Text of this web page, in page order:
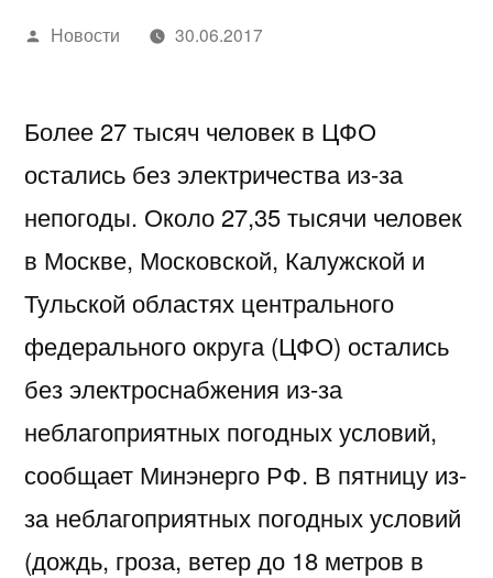
Написано
Новости 30.06.2017
Более 27 тысяч человек в ЦФО
остались без электричества из-за
непогоды. Около 27,35 тысячи человек
в Москве, Московской, Калужской и
Тульской областях центрального
федерального округа (ЦФО) остались
без электроснабжения из-за
неблагоприятных погодных условий,
сообщает Минэнерго РФ. В пятницу из-
за неблагоприятных погодных условий
(дождь, гроза, ветер до 18 метров в